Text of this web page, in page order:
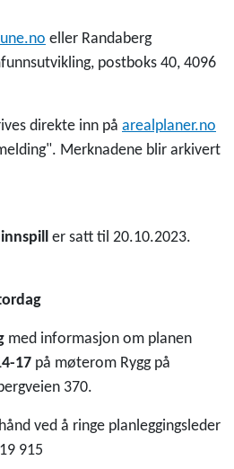
eller Randaberg
postboks 40, 4096
direkte inn på arealplaner.no
Merknadene blir arkivert
er satt til 20.10.2023.
med informasjon om planen
17 på møterom Rygg på
370.
ved å ringe planleggingsleder
915